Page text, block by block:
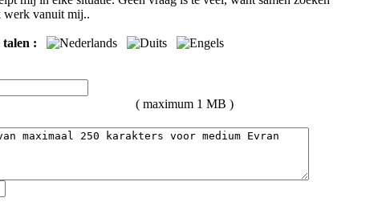
werk vanuit mij..
:
( maximum 1 MB )